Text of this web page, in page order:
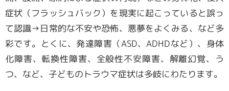
症状（フラッシュバック）を現実に起こっていると誤っ
て認識→日常的な不安や恐怖、悪夢をよくみる、など多
彩です。とくに、発達障害（ASD、ADHDなど）、身体
化障害、転換性障害、全般性不安障害、解離幻覚、う
つ、など、子どものトラウマ症状は多岐にわたります。